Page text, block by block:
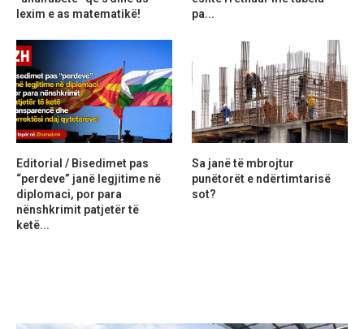
lexim e as matematikë!
pa...
Editorial / Bisedimet pas
“perdeve” janë legjitime në
diplomaci, por para
nënshkrimit patjetër të
ketë...
Sa janë të mbrojtur
punëtorët e ndërtimtarisë
sot?